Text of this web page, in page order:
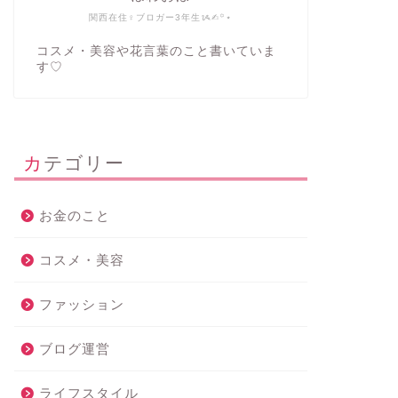
関西在住♀ブロガー3年生ᝰ✍︎꙳⋆
コスメ・美容や花言葉のこと書いていま
す♡
カテゴリー
お金のこと
コスメ・美容
ファッション
ブログ運営
ライフスタイル